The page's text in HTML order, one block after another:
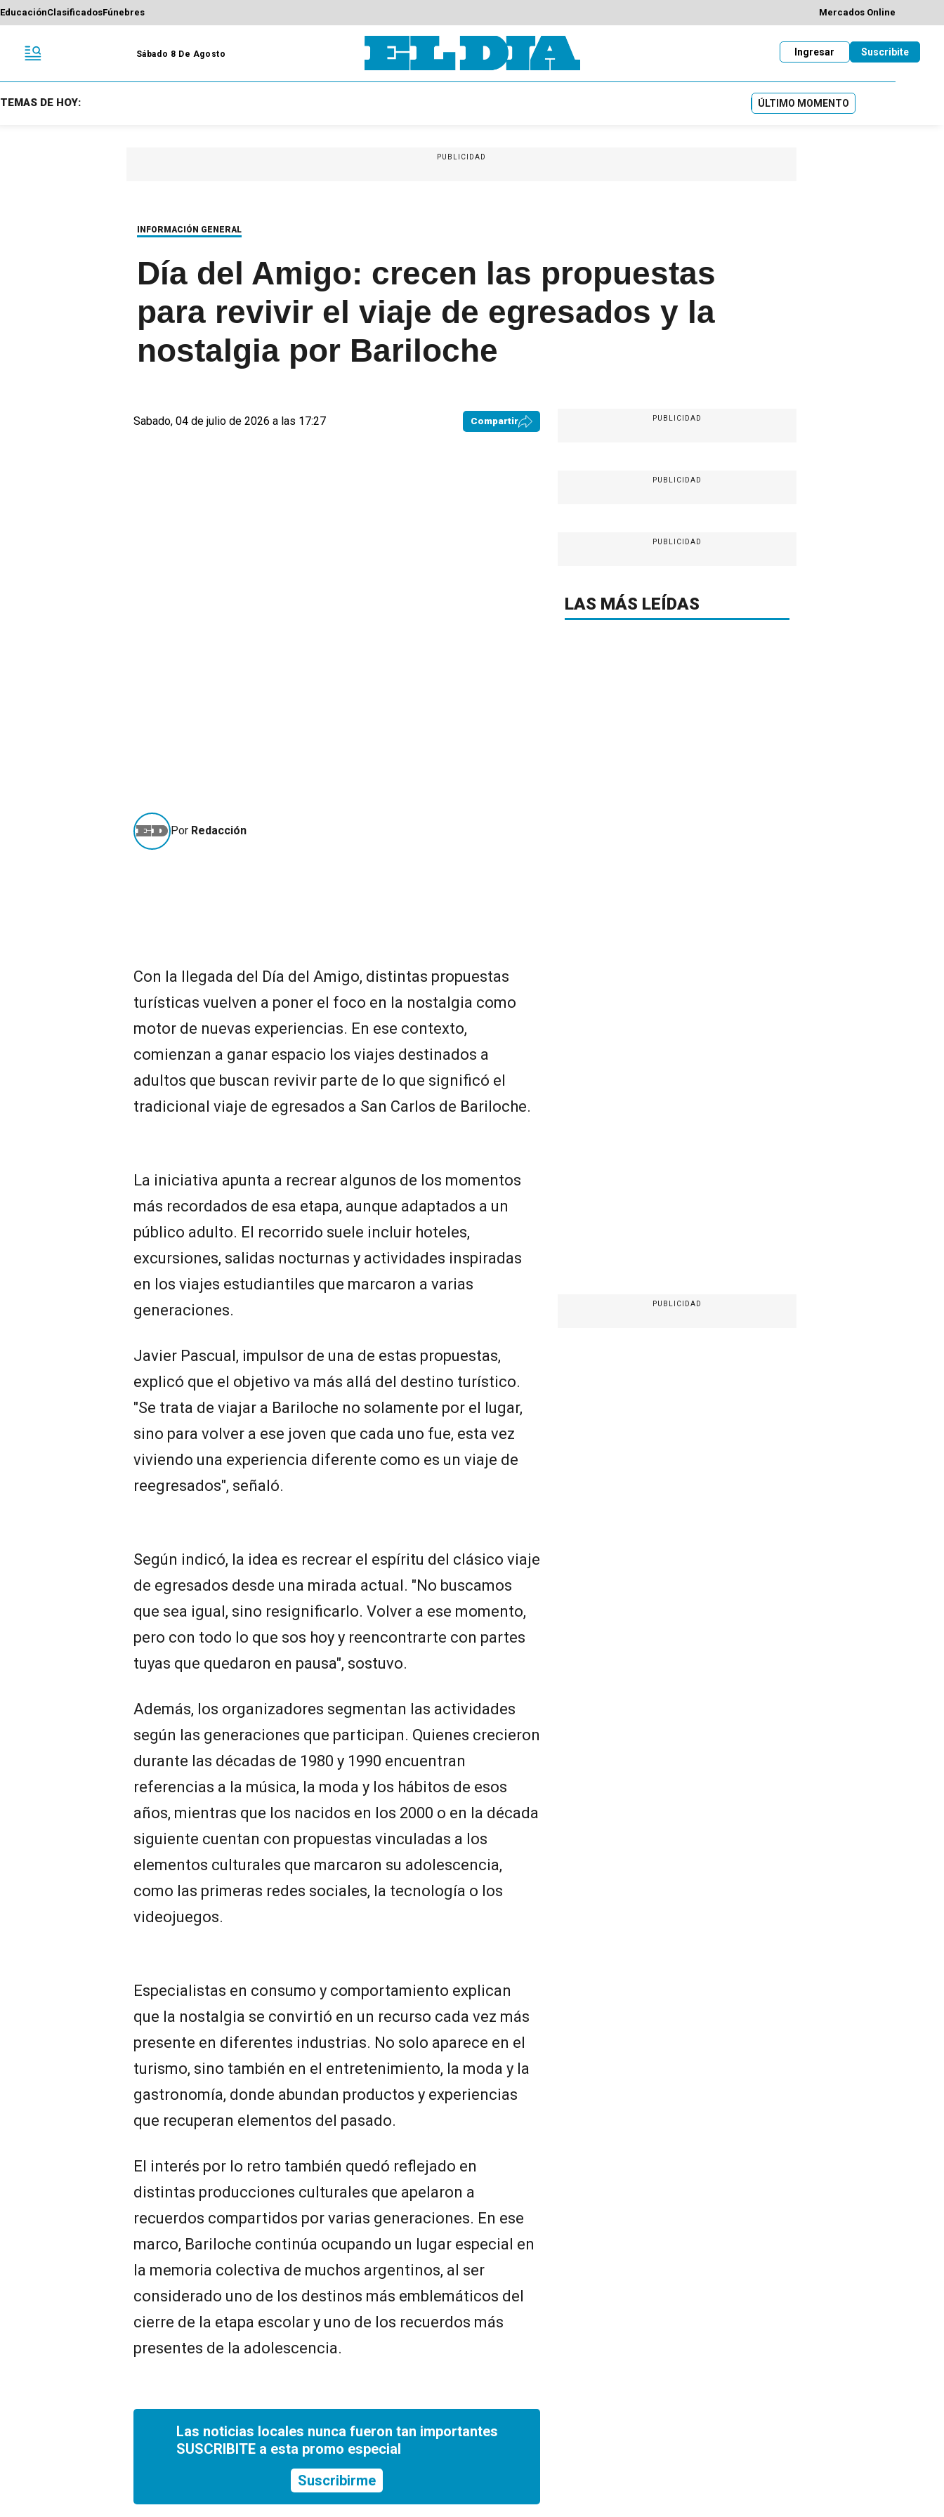
EducaciónClasificadosFúnebres Mercados Online
Sábado 8 De Agosto Suscribite
Ingresar
TEMAS DE HOY: ÚLTIMO MOMENTO
PUBLICIDAD
INFORMACIÓN GENERAL
Día del Amigo: crecen las propuestas
para revivir el viaje de egresados y la
nostalgia por Bariloche
Sabado, 04 de julio de 2026 a las 17:27 Compartir
Por Redacción
Con la llegada del Día del Amigo, distintas propuestas
turísticas vuelven a poner el foco en la nostalgia como
motor de nuevas experiencias. En ese contexto,
comienzan a ganar espacio los viajes destinados a
adultos que buscan revivir parte de lo que significó el
tradicional viaje de egresados a San Carlos de Bariloche.
La iniciativa apunta a recrear algunos de los momentos
más recordados de esa etapa, aunque adaptados a un
público adulto. El recorrido suele incluir hoteles,
excursiones, salidas nocturnas y actividades inspiradas
en los viajes estudiantiles que marcaron a varias
generaciones.
Javier Pascual, impulsor de una de estas propuestas,
explicó que el objetivo va más allá del destino turístico.
"Se trata de viajar a Bariloche no solamente por el lugar,
sino para volver a ese joven que cada uno fue, esta vez
viviendo una experiencia diferente como es un viaje de
reegresados", señaló.
Según indicó, la idea es recrear el espíritu del clásico viaje
de egresados desde una mirada actual. "No buscamos
que sea igual, sino resignificarlo. Volver a ese momento,
pero con todo lo que sos hoy y reencontrarte con partes
tuyas que quedaron en pausa", sostuvo.
Además, los organizadores segmentan las actividades
según las generaciones que participan. Quienes crecieron
durante las décadas de 1980 y 1990 encuentran
referencias a la música, la moda y los hábitos de esos
años, mientras que los nacidos en los 2000 o en la década
siguiente cuentan con propuestas vinculadas a los
elementos culturales que marcaron su adolescencia,
como las primeras redes sociales, la tecnología o los
videojuegos.
Especialistas en consumo y comportamiento explican
que la nostalgia se convirtió en un recurso cada vez más
presente en diferentes industrias. No solo aparece en el
turismo, sino también en el entretenimiento, la moda y la
gastronomía, donde abundan productos y experiencias
que recuperan elementos del pasado.
El interés por lo retro también quedó reflejado en
distintas producciones culturales que apelaron a
recuerdos compartidos por varias generaciones. En ese
marco, Bariloche continúa ocupando un lugar especial en
la memoria colectiva de muchos argentinos, al ser
considerado uno de los destinos más emblemáticos del
cierre de la etapa escolar y uno de los recuerdos más
presentes de la adolescencia.
Las noticias locales nunca fueron tan importantes
SUSCRIBITE a esta promo especial
Suscribirme
PUBLICIDAD
PUBLICIDAD
PUBLICIDAD
LAS MÁS LEÍDAS
PUBLICIDAD